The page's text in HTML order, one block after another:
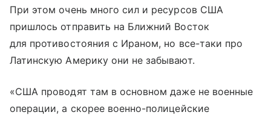
При этом очень много сил и ресурсов США
пришлось отправить на Ближний Восток
для противостояния с Ираном, но все-таки про
Латинскую Америку они не забывают.
«США проводят там в основном даже не военные
операции, а скорее военно-полицейские